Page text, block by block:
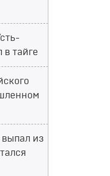
в тайге
выпал из